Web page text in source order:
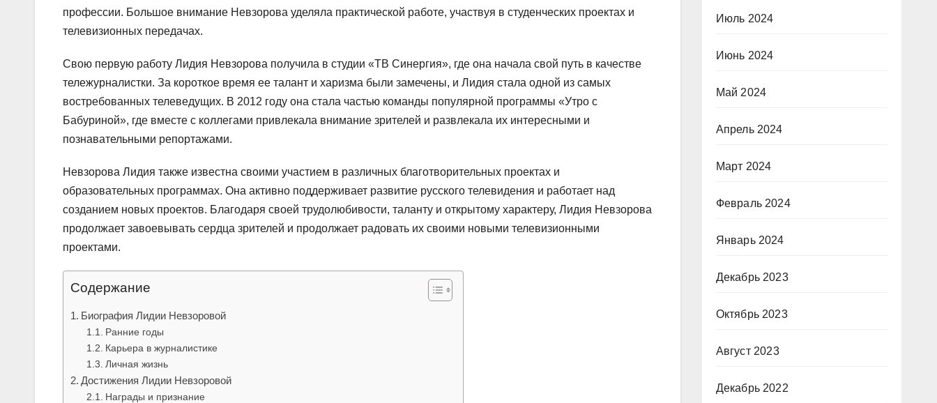
профессии. Большое внимание Невзорова уделяла практической работе, участвуя в студенческих проектах и
телевизионных передачах.
Свою первую работу Лидия Невзорова получила в студии «ТВ Синергия», где она начала свой путь в качестве
тележурналистки. За короткое время ее талант и харизма были замечены, и Лидия стала одной из самых
востребованных телеведущих. В 2012 году она стала частью команды популярной программы «Утро с
Бабуриной», где вместе с коллегами привлекала внимание зрителей и развлекала их интересными и
познавательными репортажами.
Невзорова Лидия также известна своими участием в различных благотворительных проектах и
образовательных программах. Она активно поддерживает развитие русского телевидения и работает над
созданием новых проектов. Благодаря своей трудолюбивости, таланту и открытому характеру, Лидия Невзорова
продолжает завоевывать сердца зрителей и продолжает радовать их своими новыми телевизионными
проектами.
Содержание
Биография Лидии Невзоровой
Ранние годы
Карьера в журналистике
Личная жизнь
Достижения Лидии Невзоровой
Награды и признание
Июль 2024
Июнь 2024
Май 2024
Апрель 2024
Март 2024
Февраль 2024
Январь 2024
Декабрь 2023
Октябрь 2023
Август 2023
Декабрь 2022